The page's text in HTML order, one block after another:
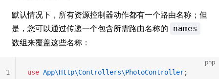
默认情况下，所有资源控制器动作都有一个路由名称；但
是，您可以通过传递一个包含所需路由名称的
names
数组来覆盖这些名称：
php
use App\Http\Controllers\PhotoController;
1